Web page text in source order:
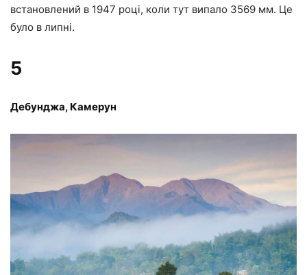
встановлений в 1947 році, коли тут випало 3569 мм. Це
було в липні.
5
Дебунджа, Камерун